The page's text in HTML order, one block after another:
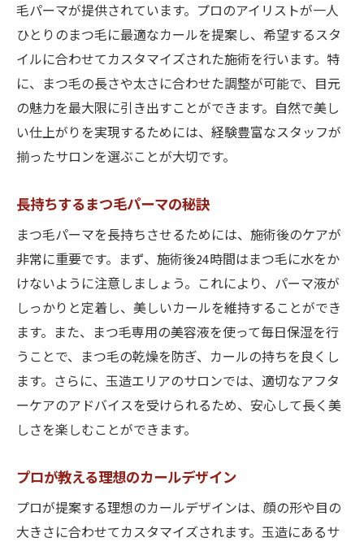
玉造でのトレンドスタイル紹介
大阪市でまつ毛パーマを体験玉造のサロンが人
気
玉造のサロンが選ばれる理由
体験者の声から見る人気の秘密
初めての方におすすめのサロン
玉造でまつ毛パーマを楽しむ方法
体験を通じた魅力的な変化
心斎橋からもアクセス良好玉造でまつ毛パーマ
を
心斎橋からスムーズに訪れる玉造の魅力
アクセスの良さを活かしたサロン選び
おすすめの交通手段と時間帯
心斎橋周辺からのまつ毛パーマ体験
玉造での滞在を楽しむプラン提案
玉造で楽しむ上品なまつ毛パーマで華やぐ目元
華やかな目元を演出するデザインの選び方
上品さを引き立てるまつ毛パーマの特徴
毛パーマが提供されています。プロのアイリストが一人
ひとりのまつ毛に最適なカールを提案し、希望するスタ
イルに合わせてカスタマイズされた施術を行います。特
に、まつ毛の長さや太さに合わせた調整が可能で、目元
の魅力を最大限に引き出すことができます。自然で美し
い仕上がりを実現するためには、経験豊富なスタッフが
揃ったサロンを選ぶことが大切です。
長持ちするまつ毛パーマの秘訣
まつ毛パーマを長持ちさせるためには、施術後のケアが
非常に重要です。まず、施術後24時間はまつ毛に水をか
けないように注意しましょう。これにより、パーマ液が
しっかりと定着し、美しいカールを維持することができ
ます。また、まつ毛専用の美容液を使って毎日保湿を行
うことで、まつ毛の乾燥を防ぎ、カールの持ちを良くし
ます。さらに、玉造エリアのサロンでは、適切なアフタ
ーケアのアドバイスを受けられるため、安心して長く美
しさを楽しむことができます。
プロが教える理想のカールデザイン
プロが提案する理想のカールデザインは、顔の形や目の
大きさに合わせてカスタマイズされます。玉造にあるサ